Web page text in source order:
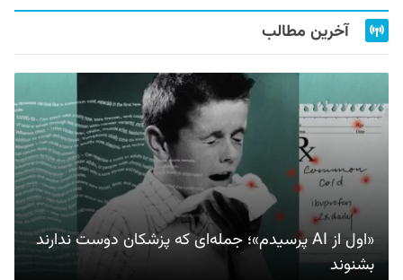
آخرین مطالب
«اول از AI پرسیدم»؛ جمله‌ای که پزشکان دوست ندارند
بشنوند